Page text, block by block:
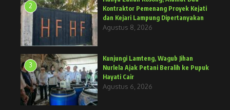
2
Kontraktor Pemenang Proyek Kejati
dan Kejari Lampung Dipertanyakan
Agustus 8, 2026
3
Kunjungi Lamteng, Wagub Jihan
Nurlela Ajak Petani Beralih ke Pupuk
Hayati Cair
Agustus 6, 2026